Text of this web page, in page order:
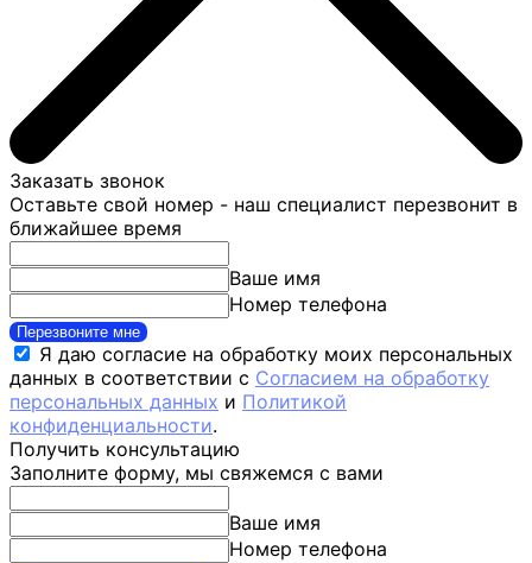
Заказать звонок
Оставьте свой номер - наш специалист перезвонит в
ближайшее время
Ваше имя
Номер телефона
Перезвоните мне
Я даю согласие на обработку моих персональных
данных в соответствии с Согласием на обработку
персональных данных и Политикой
конфиденциальности.
Получить консультацию
Заполните форму, мы свяжемся с вами
Ваше имя
Номер телефона